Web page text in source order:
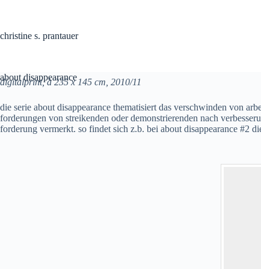
christine s. prantauer
about disappearance
digitalprint, à 235 x 145 cm, 2010/11
die serie about disappearance thematisiert das verschwinden von
forderungen von streikenden oder demonstrierenden nach
forderung vermerkt. so findet sich z.b. bei about disappearance #2